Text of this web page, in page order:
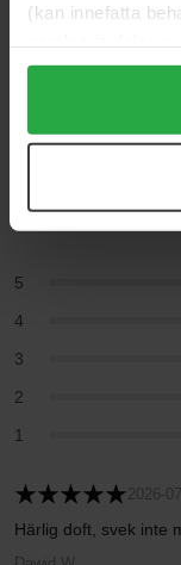
(kan innefatta
trycka på "Tillåt
medan du under
cookies. Du kan
5
4
3
2
1
2026-
Härlig doft, svek inte